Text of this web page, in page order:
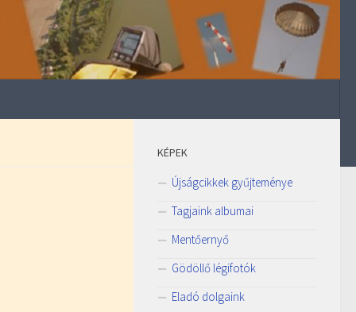
KÉPEK
Újságcikkek gyűjteménye
Tagjaink albumai
Mentőernyő
Gödöllő légifotók
Eladó dolgaink